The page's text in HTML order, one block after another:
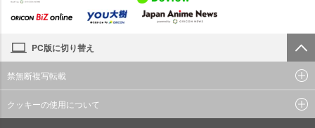
PC版に切り替え
禁無断複写転載
クッキーの使用について